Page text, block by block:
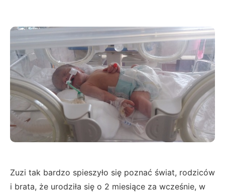
Zuzi tak bardzo spieszyło się poznać świat, rodziców
i brata, że urodziła się o 2 miesiące za wcześnie, w